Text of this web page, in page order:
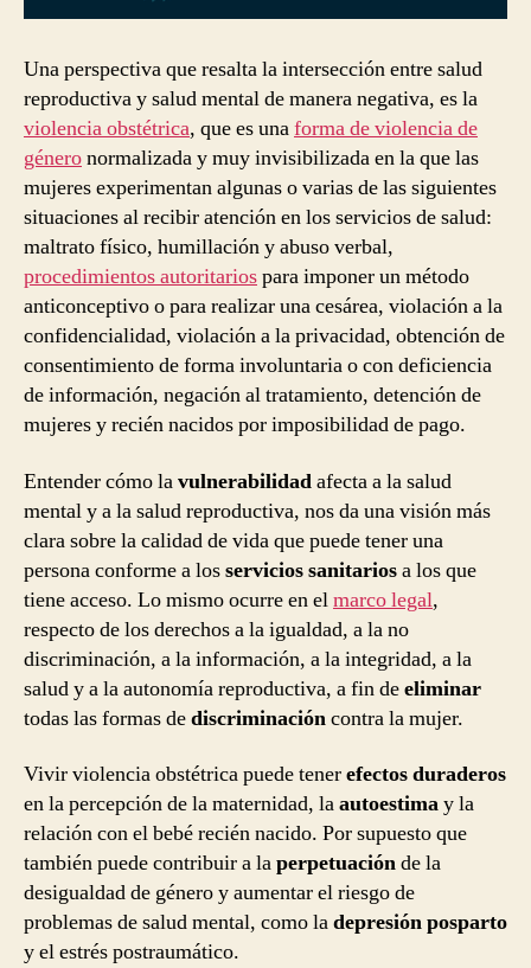
Una perspectiva que resalta la intersección entre salud
reproductiva y salud mental de manera negativa, es la
violencia obstétrica, que es unaforma de violencia de
géneronormalizada y muy invisibilizada en la que las
mujeres experimentan algunas o varias de las siguientes
situaciones al recibir atención en los servicios de salud:
maltrato físico, humillación y abuso verbal,
procedimientos autoritariospara imponer un método
anticonceptivo o para realizar una cesárea, violación a la
confidencialidad, violación a la privacidad, obtención de
consentimiento de forma involuntaria o con deficiencia
de información, negación al tratamiento, detención de
mujeres y recién nacidos por imposibilidad de pago.
Entender cómo lavulnerabilidadafecta a la salud
mental y a la salud reproductiva, nos da una visión más
clara sobre la calidad de vida que puede tener una
persona conforme a losservicios sanitariosa los que
tiene acceso. Lo mismo ocurre en elmarco legal,
respecto de los derechos a la igualdad, a la no
discriminación, a la información, a la integridad, a la
salud y a la autonomía reproductiva, a fin deeliminar
todas las formas dediscriminacióncontra la mujer.
Vivir violencia obstétrica puede tenerefectos duraderos
en la percepción de la maternidad, laautoestimay la
relación con el bebé recién nacido. Por supuesto que
también puede contribuir a laperpetuaciónde la
desigualdad de género y aumentar el riesgo de
problemas de salud mental, como ladepresión posparto
y el estrés postraumático.